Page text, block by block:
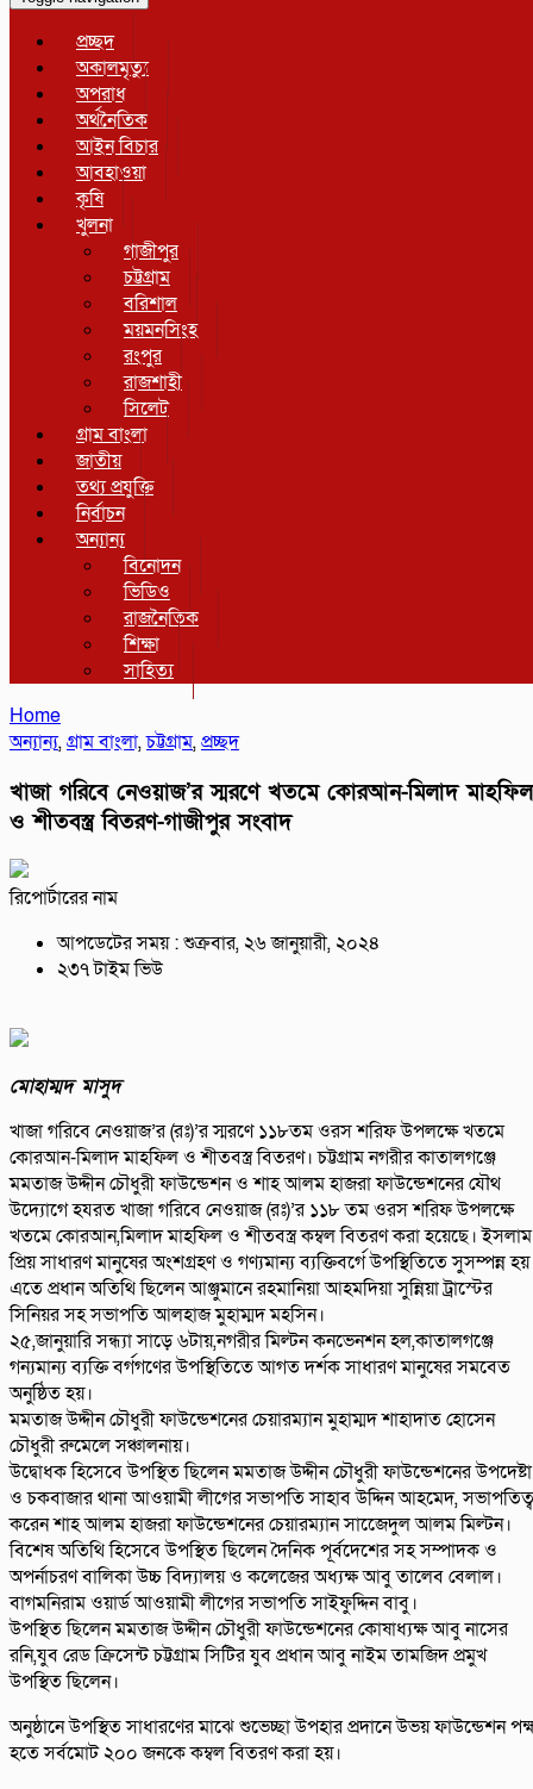
প্রচ্ছদ
অকালমৃত্যু
অপরাধ
অর্থনৈতিক
আইন বিচার
আবহাওয়া
কৃষি
খুলনা
গাজীপুর
চট্টগ্রাম
বরিশাল
ময়মনসিংহ
রংপুর
রাজশাহী
সিলেট
গ্রাম বাংলা
জাতীয়
তথ্য প্রযুক্তি
নির্বাচন
অন্যান্য
বিনোদন
ভিডিও
রাজনৈতিক
শিক্ষা
সাহিত্য
Home
অন্যান্য,গ্রাম বাংলা,চট্টগ্রাম,প্রচ্ছদ
খাজা গরিবে নেওয়াজ’র স্মরণে খতমে কোরআন-মিলাদ মাহফিল
ও শীতবস্ত্র বিতরণ-গাজীপুর সংবাদ
রিপোর্টারের নাম
আপডেটের সময় : শুক্রবার, ২৬ জানুয়ারী, ২০২৪
২৩৭ টাইম ভিউ
মোহাম্মদ মাসুদ
খাজা গরিবে নেওয়াজ’র (রঃ)’র স্মরণে ১১৮তম ওরস শরিফ উপলক্ষে খতমে
কোরআন-মিলাদ মাহফিল ও শীতবস্ত্র বিতরণ। চট্টগ্রাম নগরীর কাতালগঞ্জে
মমতাজ উদ্দীন চৌধুরী ফাউন্ডেশন ও শাহ আলম হাজরা ফাউন্ডেশনের যৌথ
উদ্যোগে হযরত খাজা গরিবে নেওয়াজ (রঃ)’র ১১৮ তম ওরস শরিফ উপলক্ষে
খতমে কোরআন,মিলাদ মাহফিল ও শীতবস্ত্র কম্বল বিতরণ করা হয়েছে। ইসলাম
প্রিয় সাধারণ মানুষের অংশগ্রহণ ও গণ্যমান্য ব্যক্তিবর্গে উপস্থিতিতে সুসম্পন্ন
এতে প্রধান অতিথি ছিলেন আঞ্জুমানে রহমানিয়া আহমদিয়া সুন্নিয়া ট্রাস্টের
সিনিয়র সহ সভাপতি আলহাজ মুহাম্মদ মহসিন।
২৫,জানুয়ারি সন্ধ্যা সাড়ে ৬টায়,নগরীর মিল্টন কনভেনশন হল,কাতালগঞ্জে
গন্যমান্য ব্যক্তি বর্গগণের উপস্থিতিতে আগত দর্শক সাধারণ মানুষের সমবেত
অনুষ্ঠিত হয়।
মমতাজ উদ্দীন চৌধুরী ফাউন্ডেশনের চেয়ারম্যান মুহাম্মদ শাহাদাত হোসেন
চৌধুরী রুমেলে সঞ্চালনায়।
উদ্বোধক হিসেবে উপস্থিত ছিলেন মমতাজ উদ্দীন চৌধুরী ফাউন্ডেশনের উপদেষ্টা
ও চকবাজার থানা আওয়ামী লীগের সভাপতি সাহাব উদ্দিন আহমেদ, সভাপতিত্ব
করেন শাহ আলম হাজরা ফাউন্ডেশনের চেয়ারম্যান সাজেেদুল আলম মিল্টন।
বিশেষ অতিথি হিসেবে উপস্থিত ছিলেন দৈনিক পূর্বদেশের সহ সম্পাদক ও
অপর্নাচরণ বালিকা উচ্চ বিদ্যালয় ও কলেজের অধ্যক্ষ আবু তালেব বেলাল।
বাগমনিরাম ওয়ার্ড আওয়ামী লীগের সভাপতি সাইফুদ্দিন বাবু।
উপস্থিত ছিলেন মমতাজ উদ্দীন চৌধুরী ফাউন্ডেশনের কোষাধ্যক্ষ আবু নাসের
রনি,যুব রেড ক্রিসেন্ট চট্টগ্রাম সিটির যুব প্রধান আবু নাইম তামজিদ প্রমুখ
উপস্থিত ছিলেন।
অনুষ্ঠানে উপস্থিত সাধারণের মাঝে শুভেচ্ছা উপহার প্রদানে উভয় ফাউন্ডেশন
হতে সর্বমোট ২০০ জনকে কম্বল বিতরণ করা হয়।